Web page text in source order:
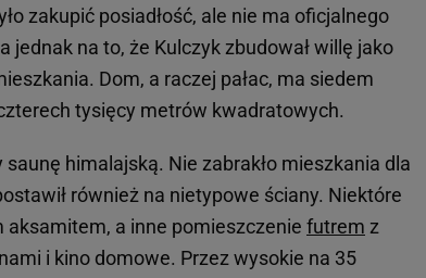
zakupić posiadłość, ale nie ma oficjalnego
jednak na to, że Kulczyk zbudował willę jako
Dom, a raczej pałac, ma siedem
tysięcy metrów kwadratowych.
himalajską. Nie zabrakło mieszkania dla
również na nietypowe ściany. Niektóre
aksamitem, a inne pomieszczenie futrem z
i kino domowe. Przez wysokie na 35